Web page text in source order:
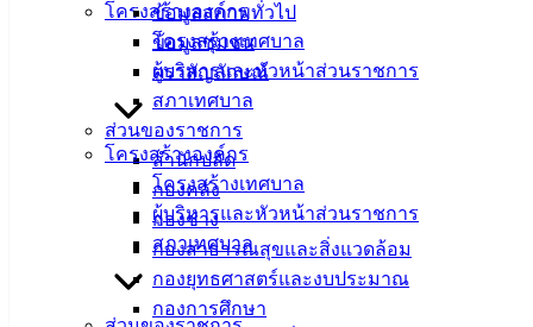
โครงสร้างองค์กร
โครงสร้างเทศบาล
ผู้บริหารและหัวหน้าส่วนราชการ
สภาเทศบาล
ส่วนของราชการ
สำนักปลัด
กองคลัง
กองช่าง
กองสาธารณสุขและสิ่งแวดล้อม
กองยุทธศาสตร์และงบประมาณ
กองการศึกษา
ข้อมูลสภาพทั่วไป
ข้อมูลชุมชน
ตราสัญลักษณ์
โครงสร้างองค์กร
โครงสร้างเทศบาล
ผู้บริหารและหัวหน้าส่วนราชการ
สภาเทศบาล
กิจกรรมอ่างศิลา,ข่าวสารน่ารู้
เพื่ออำนวยความสะดวก เพิ่มความปลอดภัย และช่วยลดภาระ
ค่าใช้จ่ายในการเดินทางให้แก่
พ่อแม่พี่น้องชาวอ่างศิลาที่มีความจำเป็นต้องเดินทางไปพบ
แพทย์ตามนัด